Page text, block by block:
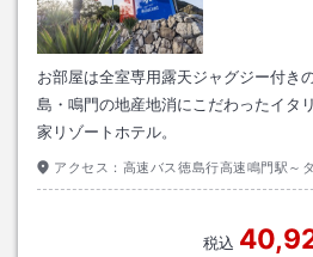
お部屋は全室専用露天ジャグジー付き
島・鳴門の地産地消にこだわったイタ
家リゾートホテル。
アクセス： 高速バス徳島行高速鳴門駅～
税込